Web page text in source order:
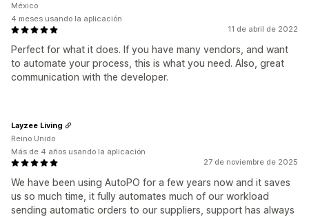
11 de abril de 2022
Perfect for what it does. If you have many vendors, and want
to automate your process, this is what you need. Also, great
communication with the developer.
México
4 meses usando la aplicación
27 de noviembre de 2025
We have been using AutoPO for a few years now and it saves
us so much time, it fully automates much of our workload
sending automatic orders to our suppliers, support has always
Layzee Living
Reino Unido
Más de 4 años usando la aplicación